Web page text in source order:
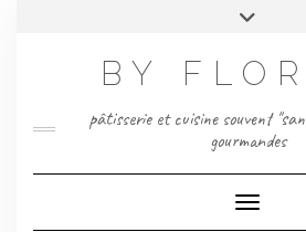
BY
pâtisserie et cuisine souvent
gourmandes
Toggle